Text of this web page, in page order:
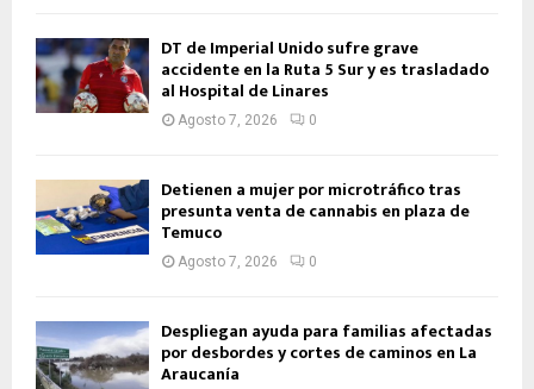
DT de Imperial Unido sufre grave
accidente en la Ruta 5 Sur y es trasladado
al Hospital de Linares
Agosto 7, 2026 0
Detienen a mujer por microtráfico tras
presunta venta de cannabis en plaza de
Temuco
Agosto 7, 2026 0
Despliegan ayuda para familias afectadas
por desbordes y cortes de caminos en La
Araucanía